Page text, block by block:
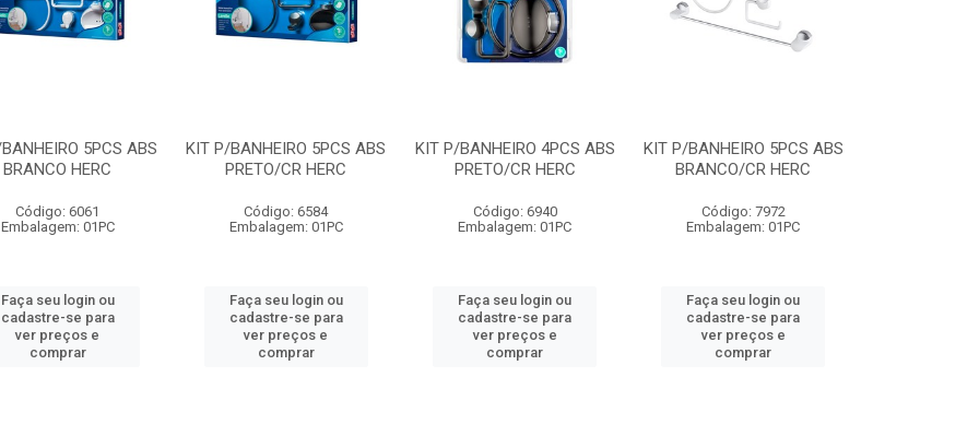
5PCS ABS
BRANCO HERC
Código: 6061
Embalagem: 01PC
Faça seu login ou
cadastre-se para
ver preços e
comprar
KIT P/BANHEIRO 5PCS ABS
PRETO/CR HERC
Código: 6584
Embalagem: 01PC
Faça seu login ou
cadastre-se para
ver preços e
comprar
KIT P/BANHEIRO 4PCS ABS
PRETO/CR HERC
Código: 6940
Embalagem: 01PC
Faça seu login ou
cadastre-se para
ver preços e
comprar
KIT P/BANHEIRO 5PCS ABS
BRANCO/CR HERC
Código: 7972
Embalagem: 01PC
Faça seu login ou
cadastre-se para
ver preços e
comprar